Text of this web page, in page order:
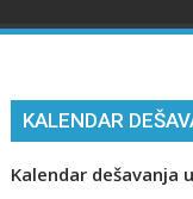
KALENDAR
Kalendar dešavanja